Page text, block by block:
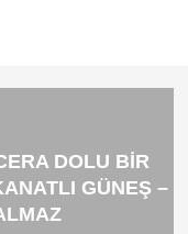
DOLU BIR
GÜNEŞ –